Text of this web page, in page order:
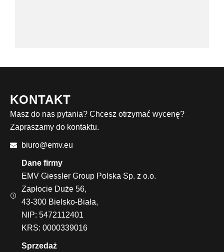
KONTAKT
Masz do nas pytania? Chcesz otrzymać wycenę?
Zapraszamy do kontaktu.
biuro@emv.eu
Dane firmy
EMV Giessler Group Polska Sp. z o.o.
Zapłocie Duże 56,
43-300 Bielsko-Biała,
NIP: 5472112401
KRS: 0000339016
Sprzedaż